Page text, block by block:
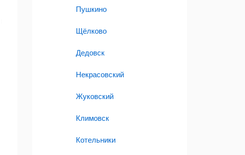
Пушкино
Щёлково
Дедовск
Некрасовский
Жуковский
Климовск
Котельники